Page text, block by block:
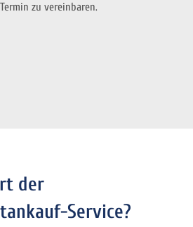
zu vereinbaren.
der
Service?